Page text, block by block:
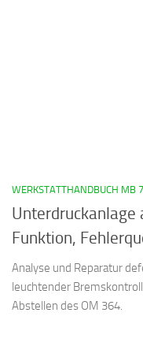
WERKSTATTHANDBUCH MB
Unterdruckanlage
Funktion,
Analyse und Reparatur
leuchtender
Abstellen des OM 364.